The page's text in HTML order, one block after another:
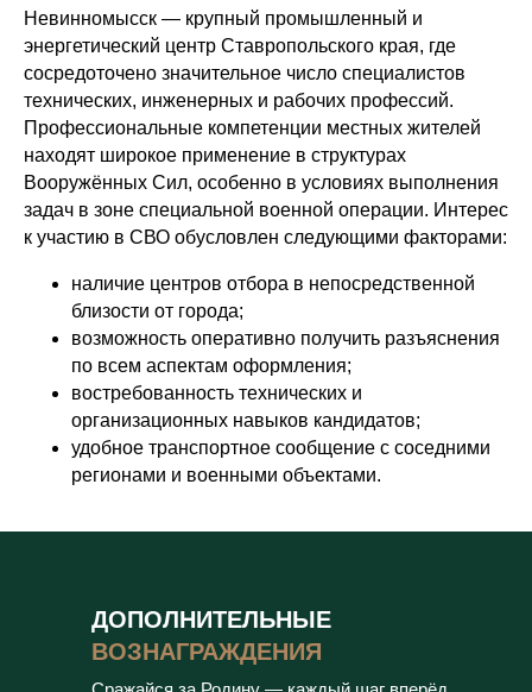
Невинномысск — крупный промышленный и
энергетический центр Ставропольского края, где
сосредоточено значительное число специалистов
технических, инженерных и рабочих профессий.
Профессиональные компетенции местных жителей
находят широкое применение в структурах
Вооружённых Сил, особенно в условиях выполнения
задач в зоне специальной военной операции. Интерес
к участию в СВО обусловлен следующими факторами:
наличие центров отбора в непосредственной
близости от города;
возможность оперативно получить разъяснения
по всем аспектам оформления;
востребованность технических и
организационных навыков кандидатов;
удобное транспортное сообщение с соседними
регионами и военными объектами.
ДОПОЛНИТЕЛЬНЫЕ
ВОЗНАГРАЖДЕНИЯ